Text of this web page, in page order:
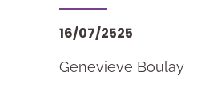
16/07/2525
Genevieve Boulay